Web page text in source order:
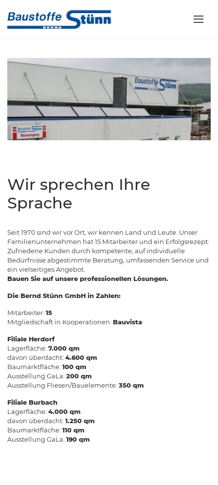
Wir sprechen Ihre
Sprache
Seit 1970 sind wir vor Ort, wir kennen Land und Leute. Unser
Familienunternehmen hat 15 Mitarbeiter und ein Erfolgsrezept:
Zufriedene Kunden durch kompetente, auf individuelle
Bedürfnisse abgestimmte Beratung, umfassenden Service und
ein vielseitiges Angebot.
Bauen Sie auf unsere professionellen Lösungen.
Die Bernd Stünn GmbH in Zahlen:
Mitarbeiter: 15
Mitgliedschaft in Kooperationen: Bauvista
Filiale Herdorf
Lagerfläche: 7.000 qm
davon überdacht: 4.600 qm
Baumarktfläche: 100 qm
Ausstellung GaLa: 200 qm
Ausstellung Fliesen/Bauelemente: 350 qm
Filiale Burbach
Lagerfläche: 4.000 qm
davon überdacht: 1.250 qm
Baumarktfläche: 110 qm
Ausstellung GaLa: 190 qm